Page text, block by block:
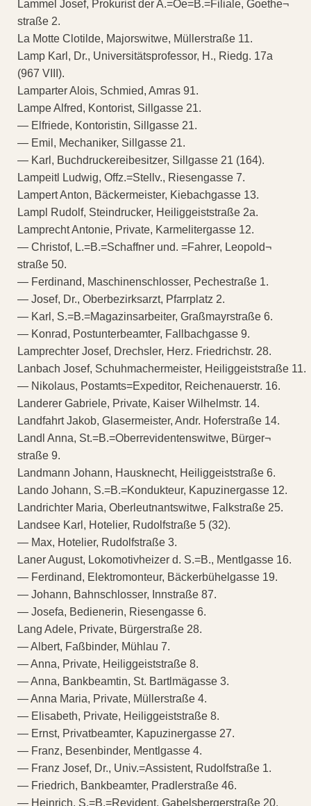
Lammel Josef, Prokurist der A.=Oe=B.=Filiale, Goethe¬
straße 2.
La Motte Clotilde, Majorswitwe, Müllerstraße 11.
Lamp Karl, Dr., Universitätsprofessor, H., Riedg. 17a
(967 VIII).
Lamparter Alois, Schmied, Amras 91.
Lampe Alfred, Kontorist, Sillgasse 21.
— Elfriede, Kontoristin, Sillgasse 21.
— Emil, Mechaniker, Sillgasse 21.
— Karl, Buchdruckereibesitzer, Sillgasse 21 (164).
Lampeitl Ludwig, Offz.=Stellv., Riesengasse 7.
Lampert Anton, Bäckermeister, Kiebachgasse 13.
Lampl Rudolf, Steindrucker, Heiliggeiststraße 2a.
Lamprecht Antonie, Private, Karmelitergasse 12.
— Christof, L.=B.=Schaffner und. =Fahrer, Leopold¬
straße 50.
— Ferdinand, Maschinenschlosser, Pechestraße 1.
— Josef, Dr., Oberbezirksarzt, Pfarrplatz 2.
— Karl, S.=B.=Magazinsarbeiter, Graßmayrstraße 6.
— Konrad, Postunterbeamter, Fallbachgasse 9.
Lamprechter Josef, Drechsler, Herz. Friedrichstr. 28.
Lanbach Josef, Schuhmachermeister, Heiliggeiststraße 11.
— Nikolaus, Postamts=Expeditor, Reichenauerstr. 16.
Landerer Gabriele, Private, Kaiser Wilhelmstr. 14.
Landfahrt Jakob, Glasermeister, Andr. Hoferstraße 14.
Landl Anna, St.=B.=Oberrevidentenswitwe, Bürger¬
straße 9.
Landmann Johann, Hausknecht, Heiliggeiststraße 6.
Lando Johann, S.=B.=Kondukteur, Kapuzinergasse 12.
Landrichter Maria, Oberleutnantswitwe, Falkstraße 25.
Landsee Karl, Hotelier, Rudolfstraße 5 (32).
— Max, Hotelier, Rudolfstraße 3.
Laner August, Lokomotivheizer d. S.=B., Mentlgasse 16.
— Ferdinand, Elektromonteur, Bäckerbühelgasse 19.
— Johann, Bahnschlosser, Innstraße 87.
— Josefa, Bedienerin, Riesengasse 6.
Lang Adele, Private, Bürgerstraße 28.
— Albert, Faßbinder, Mühlau 7.
— Anna, Private, Heiliggeiststraße 8.
— Anna, Bankbeamtin, St. Bartlmägasse 3.
— Anna Maria, Private, Müllerstraße 4.
— Elisabeth, Private, Heiliggeiststraße 8.
— Ernst, Privatbeamter, Kapuzinergasse 27.
— Franz, Besenbinder, Mentlgasse 4.
— Franz Josef, Dr., Univ.=Assistent, Rudolfstraße 1.
— Friedrich, Bankbeamter, Pradlerstraße 46.
— Heinrich, S.=B.=Revident, Gabelsbergerstraße 20.